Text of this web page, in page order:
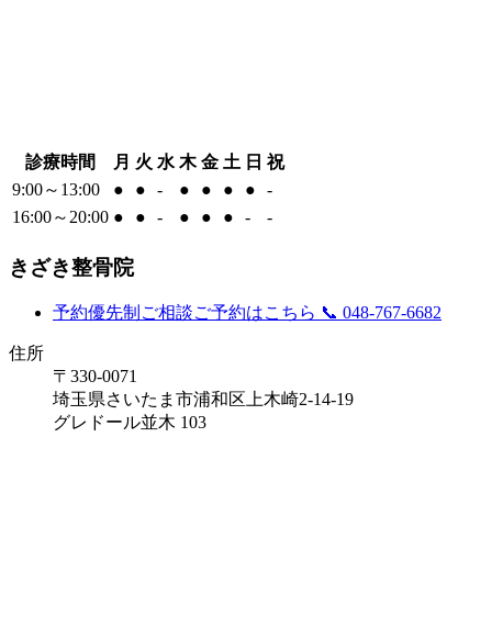
診療時間 月 火 水 木 金 土 日 祝
9:00～13:00
● ● - ● ● ● ●
-
16:00～20:00 ● ● - ● ● ● - -
きざき整骨院
予約優先制 ご相談ご予約はこちら 📞 048-767-6682
住所
〒330-0071
埼玉県さいたま市浦和区上木崎2-14-19
グレドール並木 103